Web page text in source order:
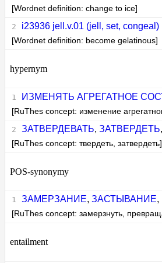
[Wordnet definition: change to ice]
i23936 jell.v.01 (jell, set, congeal)
[Wordnet definition: become gelatinous]
hypernym
ИЗМЕНЯТЬ АГРЕГАТНОЕ
[RuThes concept: изменение
ЗАТВЕРДЕВАТЬ, ЗАТВЕРДЕТЬ,
[RuThes concept: твердеть, затвердеть]
POS-synonymy
ЗАМЕРЗАНИЕ, ЗАСТЫВАНИЕ,
[RuThes concept: замерзнуть,
entailment